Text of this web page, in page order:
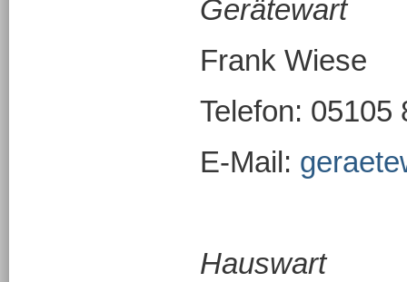
Gerätewart
Frank Wiese
Telefon: 05105
E-Mail:
Hauswart